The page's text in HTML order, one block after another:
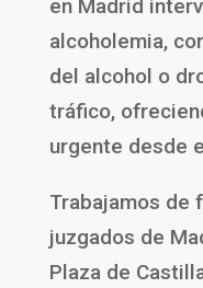
en Madrid
alcoholemia,
del alcohol o
tráfico,
urgente desde
Trabajamos de
juzgados de
Plaza de